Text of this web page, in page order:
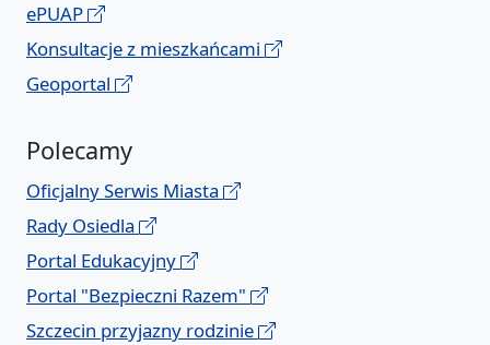
ePUAP
Konsultacje z mieszkańcami
Geoportal
Polecamy
Oficjalny Serwis Miasta
Rady Osiedla
Portal Edukacyjny
Portal "Bezpieczni Razem"
Szczecin przyjazny rodzinie